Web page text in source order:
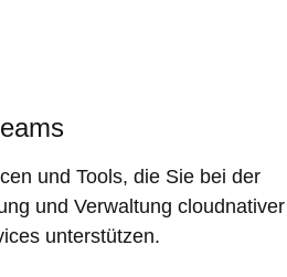
und Tools, die Sie bei der
und Verwaltung cloudnativer
unterstützen.